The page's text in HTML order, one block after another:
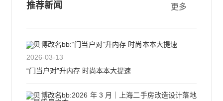
推荐新闻 更多
2026-03-13
“门当户对”升内存 时尚本本大提速